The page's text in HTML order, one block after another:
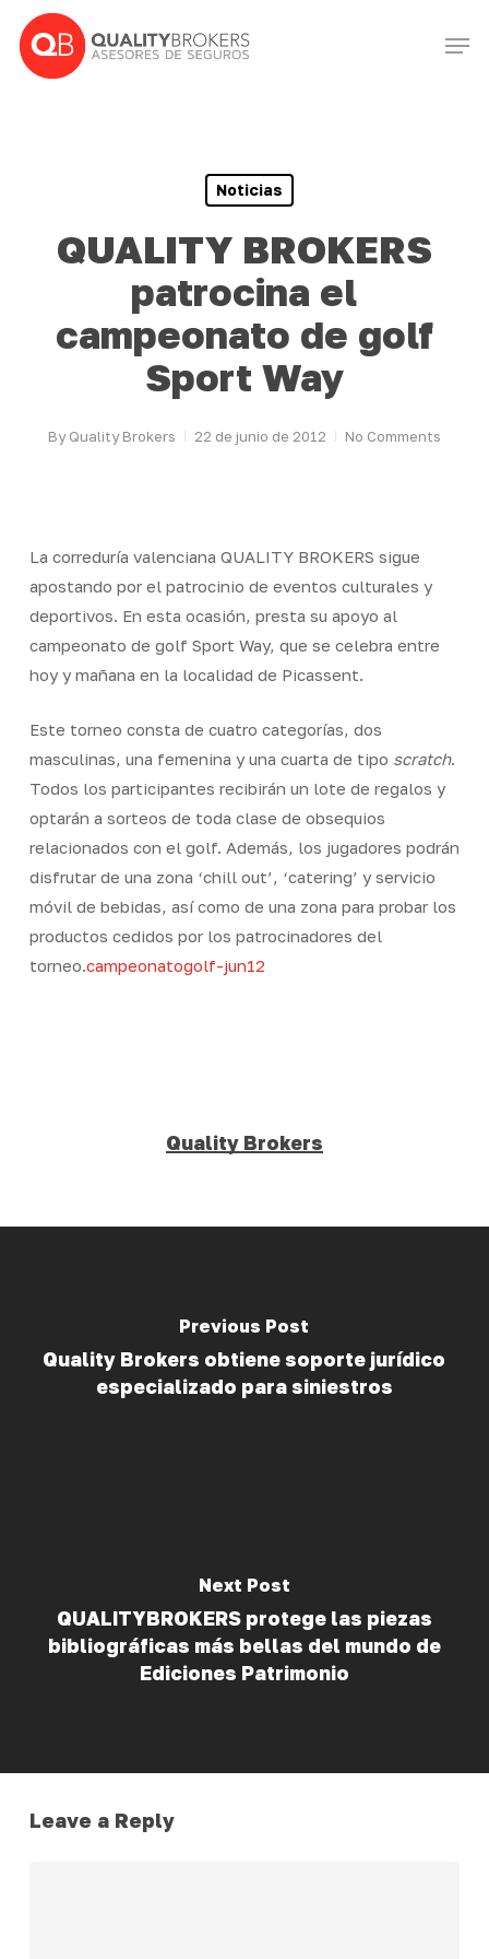
main
Noticias
QUALITY BROKERS
patrocina el
campeonato de golf
Sport Way
By Quality Brokers 22 de junio de 2012 No Comments
La correduría valenciana QUALITY BROKERS sigue
apostando por el patrocinio de eventos culturales y
deportivos. En esta ocasión, presta su apoyo al
campeonato de golf Sport Way, que se celebra entre
hoy y mañana en la localidad de Picassent.
Este torneo consta de cuatro categorías, dos
masculinas, una femenina y una cuarta de tipo scratch.
Todos los participantes recibirán un lote de regalos y
optarán a sorteos de toda clase de obsequios
relacionados con el golf. Además, los jugadores podrán
disfrutar de una zona ‘chill out’, ‘catering’ y servicio
móvil de bebidas, así como de una zona para probar los
productos cedidos por los patrocinadores del
torneo. campeonatogolf-jun12
Quality Brokers
Previous Post
Quality Brokers obtiene soporte jurídico
especializado para siniestros
Next Post
QUALITYBROKERS protege las piezas
bibliográficas más bellas del mundo de
Ediciones Patrimonio
Leave a Reply